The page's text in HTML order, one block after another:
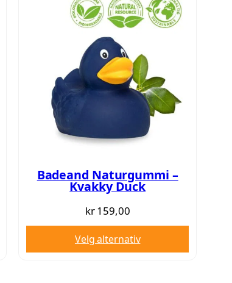
Badeand Naturgummi –
Kvakky Duck
kr159,00
Velg alternativ